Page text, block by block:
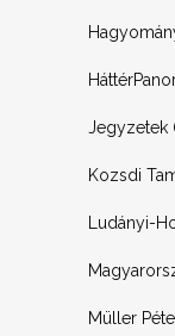
Jegyzetek
Kozsdi
Ludányi-
Müller